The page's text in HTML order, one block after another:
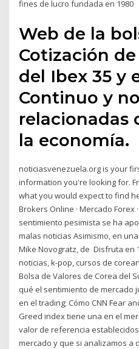
fines de lucro fundada en 1980
Web de la
Cotización
del Ibex 35 y
Continuo y
relacionadas
la economía.
noticiasvenezuela.org is your
information you're looking for.
what you would expect to find
Brokers Online · Mercado Forex
sentimiento pesimista se ha
malas noticias Asimismo, en
Mike Novogratz, de Disfruta en
noticias, k-pop, cursos de
Bolsa de Valores de Corea del
qué el sentimiento de mercado
en el trading; Cómo CNN Fear
Greed index tiene una en el
valor de referencia establecidos
mercado y que si analizamos a